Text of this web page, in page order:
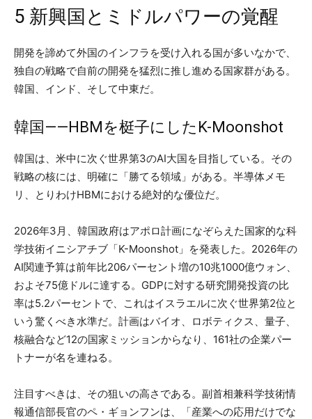
5 新興国とミドルパワーの覚醒
開発を諦めて外国のインフラを受け入れる国が多いなかで、
独自の戦略で自前の開発を猛烈に推し進める国家群がある。
韓国、インド、そして中東だ。
韓国——HBMを梃子にしたK-Moonshot
韓国は、米中に次ぐ世界第3のAI大国を目指している。その
戦略の核には、明確に「勝てる領域」がある。半導体メモ
リ、とりわけHBMにおける絶対的な優位だ。
2026年3月、韓国政府はアポロ計画になぞらえた国家的な科
学技術イニシアチブ「K-Moonshot」を発表した。2026年の
AI関連予算は前年比206パーセント増の10兆1000億ウォン、
およそ75億ドルに達する。GDPに対する研究開発投資の比
率は5.2パーセントで、これはイスラエルに次ぐ世界第2位と
いう驚くべき水準だ。計画はバイオ、ロボティクス、量子、
核融合など12の国家ミッションからなり、161社の企業パー
トナーが名を連ねる。
注目すべきは、その狙いの高さである。副首相兼科学技術情
報通信部長官のペ・ギョンフンは、「産業への応用だけでな